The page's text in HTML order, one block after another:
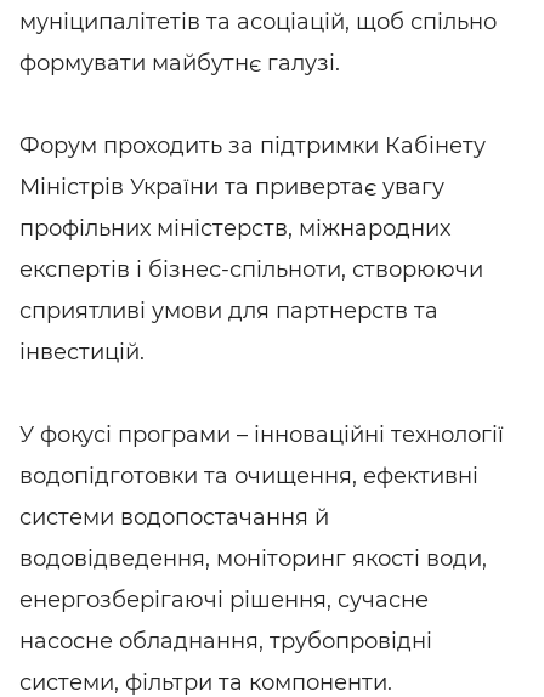
муніципалітетів та асоціацій, щоб спільно
формувати майбутнє галузі.
Форум проходить за підтримки Кабінету
Міністрів України та привертає увагу
профільних міністерств, міжнародних
експертів і бізнес-спільноти, створюючи
сприятливі умови для партнерств та
інвестицій.
У фокусі програми – інноваційні технології
водопідготовки та очищення, ефективні
системи водопостачання й
водовідведення, моніторинг якості води,
енергозберігаючі рішення, сучасне
насосне обладнання, трубопровідні
системи, фільтри та компоненти.